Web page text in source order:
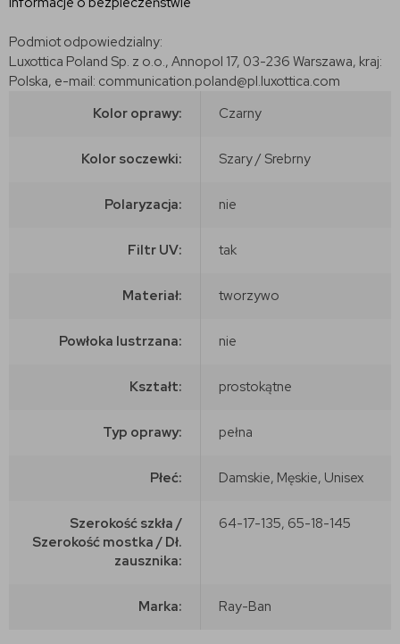
Podmiot odpowiedzialny:
Luxottica Poland Sp. z o.o., Annopol 17, 03-236 Warszawa, kraj:
Polska, e-mail: communication.poland@pl.luxottica.com
Kolor oprawy:
Czarny
Kolor soczewki: Szary / Srebrny
Polaryzacja: nie
Filtr UV: tak
Materiał: tworzywo
Powłoka lustrzana: nie
Kształt: prostokątne
Typ oprawy: pełna
Płeć: Damskie, Męskie, Unisex
Szerokość szkła /
Szerokość mostka / Dł.
zausznika:
64-17-135, 65-18-145
Marka: Ray-Ban